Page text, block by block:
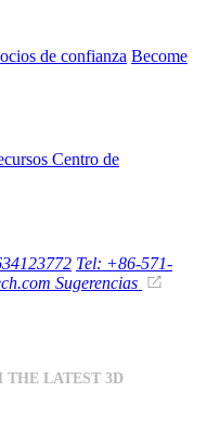
de confianza Become
Centro de
Tel: +86-571-
Sugerencias